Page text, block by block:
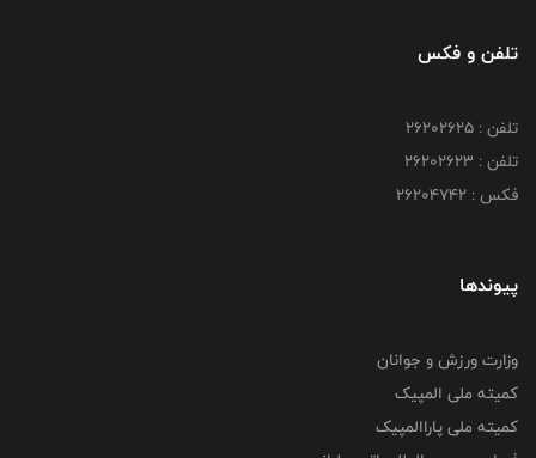
تلفن و فکس
تلفن : ۲۶۲۰۲۶۲۵
تلفن : ۲۶۲۰۲۶۲۳
فکس : ۲۶۲۰۴۷۴۲
پیوندها
وزارت ورزش و جوانان
کمیته ملی المپیک
کمیته ملی پاراالمپیک